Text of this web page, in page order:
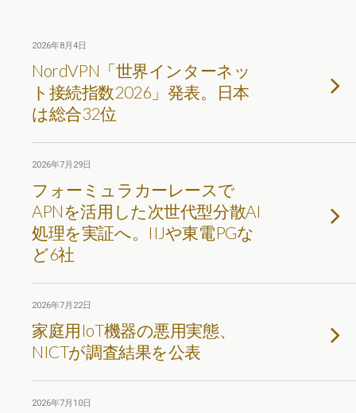
2026年8月4日
NordVPN「世界インターネッ
ト接続指数2026」発表。日本
は総合32位
2026年7月29日
フォーミュラカーレースで
APNを活用した次世代型分散AI
処理を実証へ。IIJや東電PGな
ど6社
2026年7月22日
家庭用IoT機器の悪用実態、
NICTが調査結果を公表
2026年7月10日